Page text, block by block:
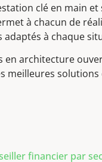
clé en main et
à chacun de
adaptés à chaque
en architecture
meilleures solutions
financier par